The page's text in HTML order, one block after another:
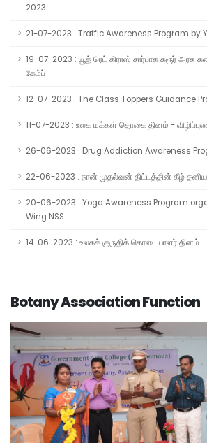
2023
21-07-2023 : Traffic Awareness Program by
19-07-2023 : யூத் ரெட் கிராஸ் சார்பாக கரூர் அரசு
கேம்ப்
12-07-2023 : The Class Toppers Guidance
11-07-2023 : உலக மக்கள் தொகை தினம் -
26-06-2023 : Drug Addiction Awareness
22-06-2023 : நான் முதல்வன் திட்டத்தின் கீழ்
20-06-2023 : Yoga Awareness Program
Wing NSS
14-06-2023 : உலகக் குருதிக் கொடையாளர் தினம் -
Botany Association Function